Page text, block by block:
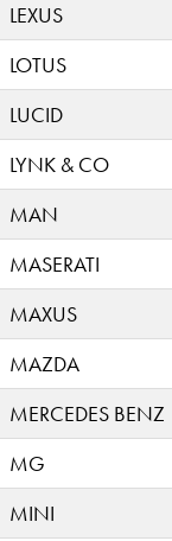
LEXUS
LOTUS
LUCID
LYNK & CO
MAN
MASERATI
MAXUS
MAZDA
MERCEDES BENZ
MG
MINI